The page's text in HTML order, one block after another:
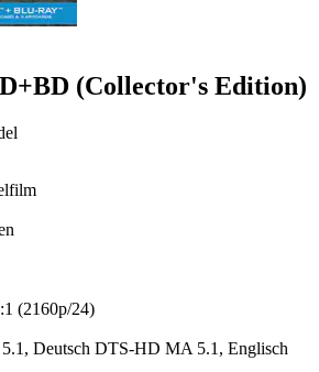
(Collector's Edition)
(2160p/24)
Deutsch DTS-HD MA 5.1, Englisch